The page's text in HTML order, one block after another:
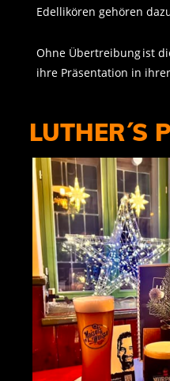
Edellikören gehören
Ohne Übertreibungist
ihre Präsentation in
LUTHER´S